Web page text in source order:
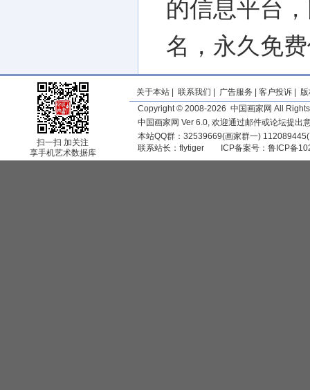
的信息平台
名，永久免
扫一扫 加关注
享手机艺术数据库
关于本站 联系我们 广告服务 客户投诉
Copyright © 2008-2026 中国画家网 All
中国画家网 Ver 6.0, 欢迎通过邮件或论坛提出
本站QQ群：32539669(画家群一)
联系站长： flytiger ICP备案号： 鲁ICP备